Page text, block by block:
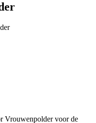
Vrouwenpolder voor de